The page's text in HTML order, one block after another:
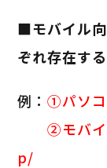
■モバイル
ぞれ存在する
例：①パソ
②モバイ
p/